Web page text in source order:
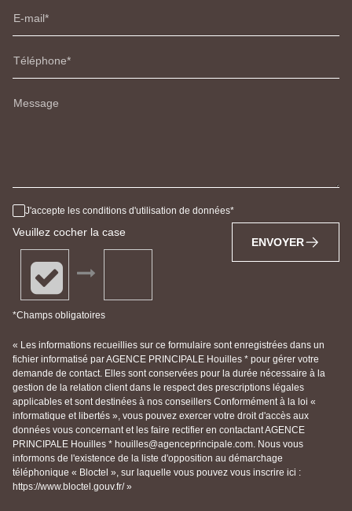
E-mail
Téléphone
Message
J'accepte les conditions d'utilisation de données
Veuillez cocher la case
*Champs obligatoires
ENVOYER
« Les informations recueillies sur ce formulaire sont enregistrées dans un
fichier informatisé par AGENCE PRINCIPALE Houilles * pour gérer votre
demande de contact. Elles sont conservées pour la durée nécessaire à la
gestion de la relation client dans le respect des prescriptions légales
applicables et sont destinées à nos conseillers Conformément à la loi «
informatique et libertés », vous pouvez exercer votre droit d'accès aux
données vous concernant et les faire rectifier en contactant AGENCE
PRINCIPALE Houilles * houilles@agenceprincipale.com. Nous vous
informons de l'existence de la liste d'opposition au démarchage
téléphonique « Bloctel », sur laquelle vous pouvez vous inscrire ici :
https://www.bloctel.gouv.fr/ »